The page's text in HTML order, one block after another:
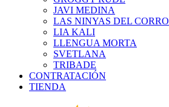
JAVI MEDINA
LAS NINYAS DEL CORRO
LIA KALI
LLENGUA MORTA
SVETLANA
TRIBADE
CONTRATACIÓN
TIENDA